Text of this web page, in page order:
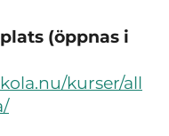
(öppnas i
kurser/all